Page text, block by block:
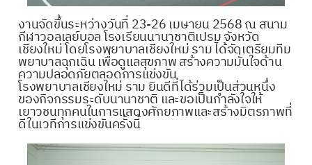
งานจัดขึ้นระหว่างวันที่ 23-26 เมษายน 2568 ณ สนาม
กีฬาวอลเลย์บอล โรงเรียนนานาชาติเปรม จังหวัด
เชียงใหม่ โดยโรงพยาบาลเชียงใหม่ ราม ได้จัดเตรียมทีม
พยาบาลฉุกเฉิน เพื่อดูแลสุขภาพ สร้างความมั่นใจด้าน
ความปลอดภัยตลอดการแข่งขัน
โรงพยาบาลเชียงใหม่ ราม ยินดีที่ได้ร่วมเป็นส่วนหนึ่ง
ของกิจกรรมระดับนานาชาติ และขอเป็นกำลังใจให้
เยาวชนทุกคนในการแสดงศักยภาพและสร้างมิตรภาพที่
ดีในเวทีการแข่งขันครั้งนี้